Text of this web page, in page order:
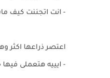
- انت اتجننت كيف
اعتصر ذراعها اكثر
- ايييه هتعملى